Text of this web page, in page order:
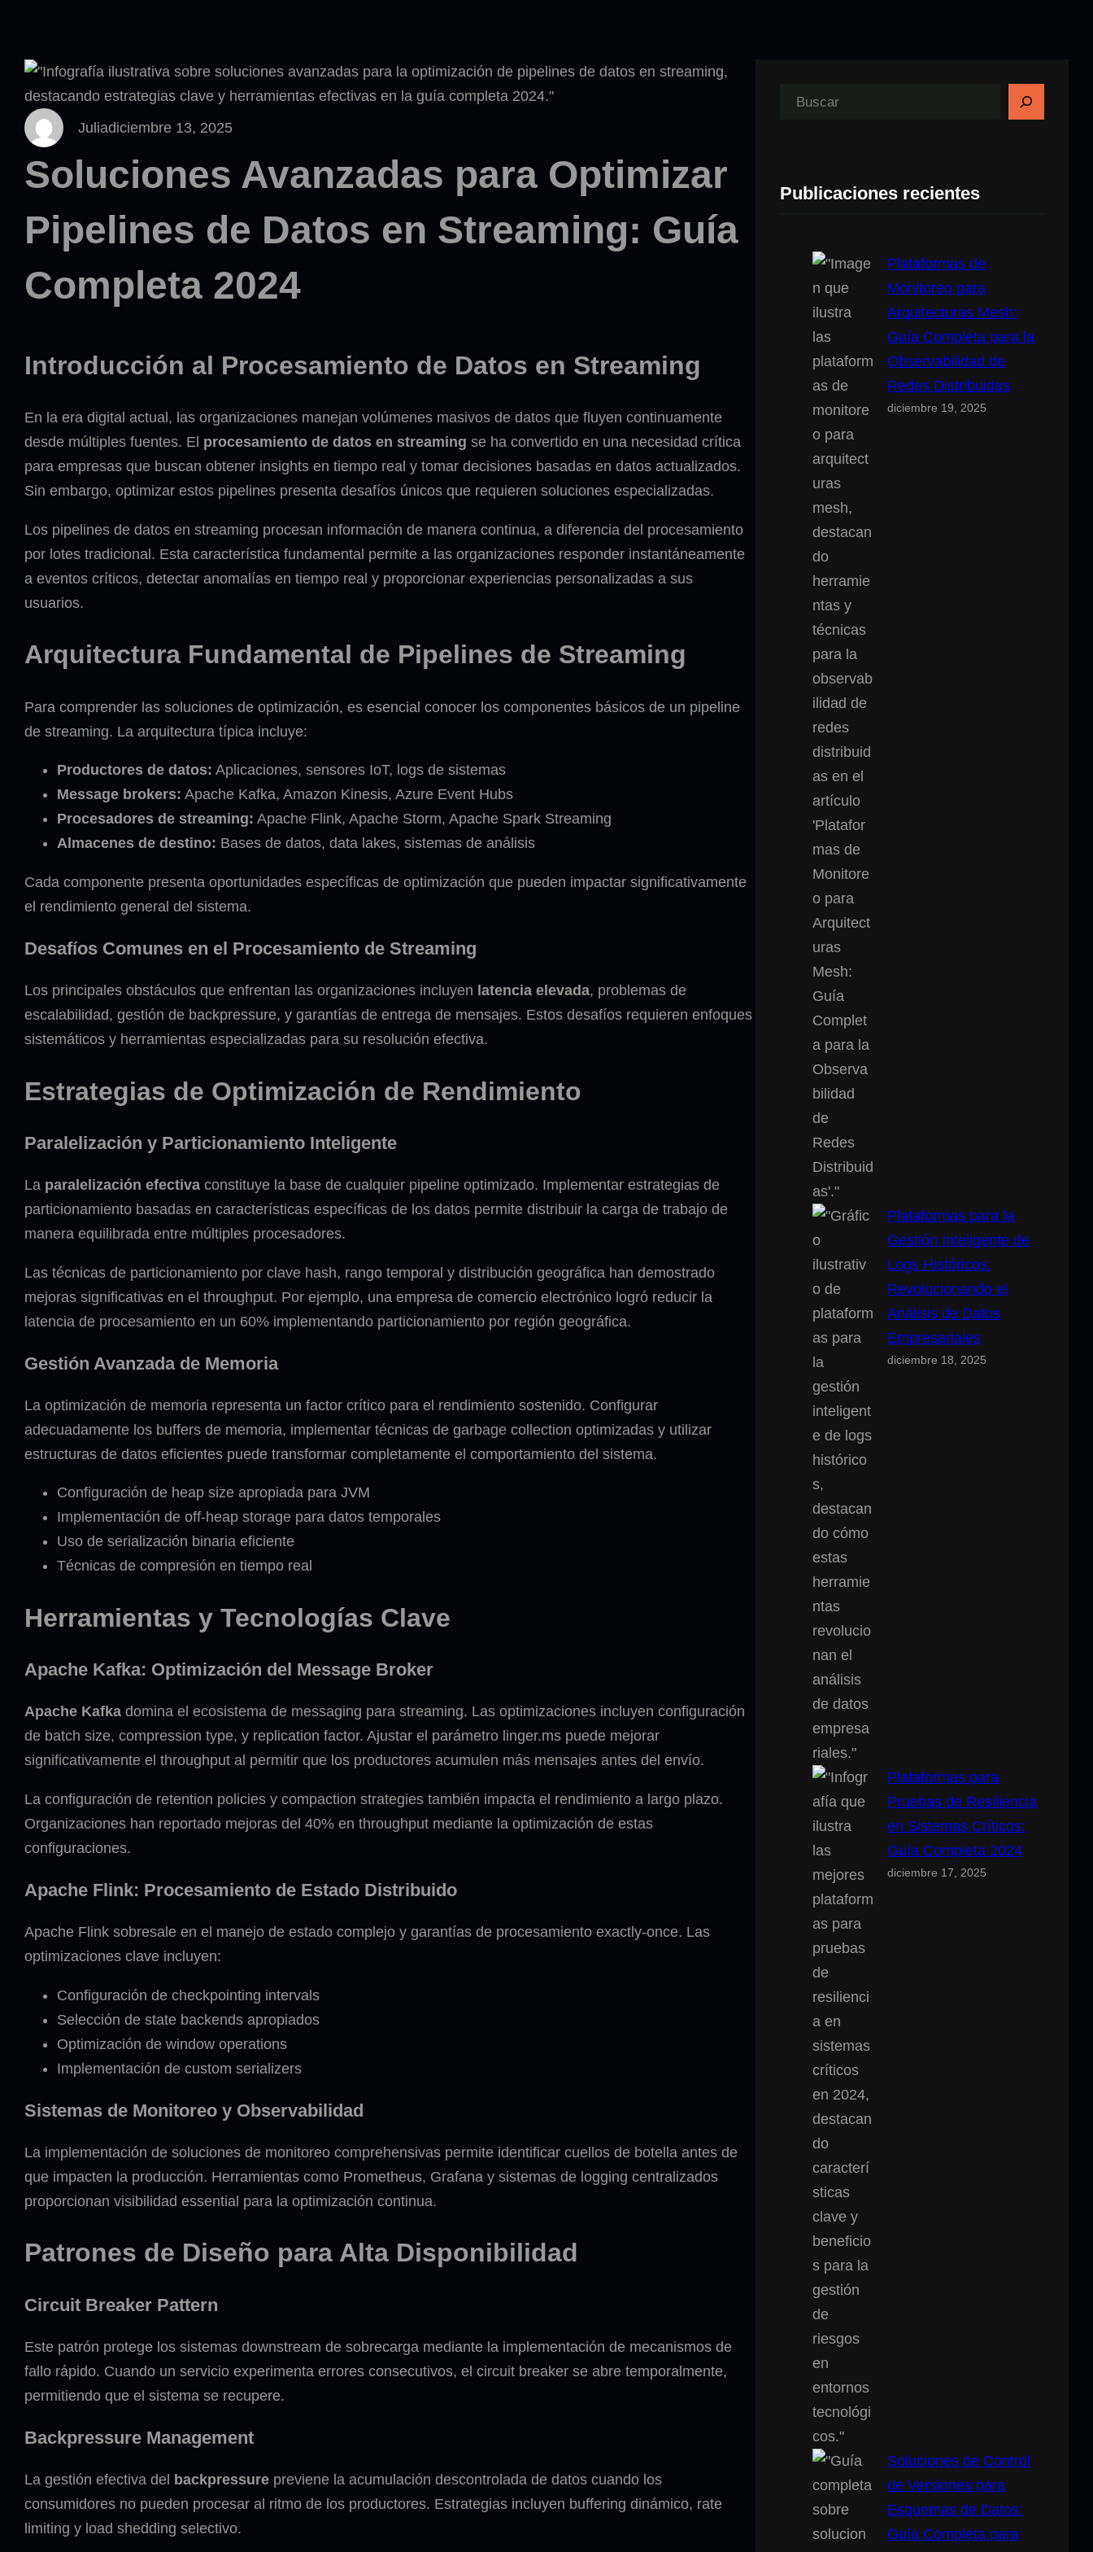
Juliadiciembre 13, 2025
Soluciones Avanzadas para Optimizar
Pipelines de Datos en Streaming: Guía
Completa 2024
Introducción al Procesamiento de Datos en Streaming
En la era digital actual, las organizaciones manejan volúmenes masivos de datos que fluyen continuamente
desde múltiples fuentes. El procesamiento de datos en streaming se ha convertido en una necesidad crítica
para empresas que buscan obtener insights en tiempo real y tomar decisiones basadas en datos actualizados.
Sin embargo, optimizar estos pipelines presenta desafíos únicos que requieren soluciones especializadas.
Los pipelines de datos en streaming procesan información de manera continua, a diferencia del procesamiento
por lotes tradicional. Esta característica fundamental permite a las organizaciones responder instantáneamente
a eventos críticos, detectar anomalías en tiempo real y proporcionar experiencias personalizadas a sus
usuarios.
Arquitectura Fundamental de Pipelines de Streaming
Para comprender las soluciones de optimización, es esencial conocer los componentes básicos de un pipeline
de streaming. La arquitectura típica incluye:
Productores de datos: Aplicaciones, sensores IoT, logs de sistemas
Message brokers: Apache Kafka, Amazon Kinesis, Azure Event Hubs
Procesadores de streaming: Apache Flink, Apache Storm, Apache Spark Streaming
Almacenes de destino: Bases de datos, data lakes, sistemas de análisis
Cada componente presenta oportunidades específicas de optimización que pueden impactar significativamente
el rendimiento general del sistema.
Desafíos Comunes en el Procesamiento de Streaming
Los principales obstáculos que enfrentan las organizaciones incluyen latencia elevada, problemas de
escalabilidad, gestión de backpressure, y garantías de entrega de mensajes. Estos desafíos requieren enfoques
sistemáticos y herramientas especializadas para su resolución efectiva.
Estrategias de Optimización de Rendimiento
Paralelización y Particionamiento Inteligente
La paralelización efectiva constituye la base de cualquier pipeline optimizado. Implementar estrategias de
particionamiento basadas en características específicas de los datos permite distribuir la carga de trabajo de
manera equilibrada entre múltiples procesadores.
Las técnicas de particionamiento por clave hash, rango temporal y distribución geográfica han demostrado
mejoras significativas en el throughput. Por ejemplo, una empresa de comercio electrónico logró reducir la
latencia de procesamiento en un 60% implementando particionamiento por región geográfica.
Gestión Avanzada de Memoria
La optimización de memoria representa un factor crítico para el rendimiento sostenido. Configurar
adecuadamente los buffers de memoria, implementar técnicas de garbage collection optimizadas y utilizar
estructuras de datos eficientes puede transformar completamente el comportamiento del sistema.
Configuración de heap size apropiada para JVM
Implementación de off-heap storage para datos temporales
Uso de serialización binaria eficiente
Técnicas de compresión en tiempo real
Herramientas y Tecnologías Clave
Apache Kafka: Optimización del Message Broker
Apache Kafka domina el ecosistema de messaging para streaming. Las optimizaciones incluyen configuración
de batch size, compression type, y replication factor. Ajustar el parámetro linger.ms puede mejorar
significativamente el throughput al permitir que los productores acumulen más mensajes antes del envío.
La configuración de retention policies y compaction strategies también impacta el rendimiento a largo plazo.
Organizaciones han reportado mejoras del 40% en throughput mediante la optimización de estas
configuraciones.
Apache Flink: Procesamiento de Estado Distribuido
Apache Flink sobresale en el manejo de estado complejo y garantías de procesamiento exactly-once. Las
optimizaciones clave incluyen:
Configuración de checkpointing intervals
Selección de state backends apropiados
Optimización de window operations
Implementación de custom serializers
Sistemas de Monitoreo y Observabilidad
La implementación de soluciones de monitoreo comprehensivas permite identificar cuellos de botella antes de
que impacten la producción. Herramientas como Prometheus, Grafana y sistemas de logging centralizados
proporcionan visibilidad essential para la optimización continua.
Patrones de Diseño para Alta Disponibilidad
Circuit Breaker Pattern
Este patrón protege los sistemas downstream de sobrecarga mediante la implementación de mecanismos de
fallo rápido. Cuando un servicio experimenta errores consecutivos, el circuit breaker se abre temporalmente,
permitiendo que el sistema se recupere.
Backpressure Management
La gestión efectiva del backpressure previene la acumulación descontrolada de datos cuando los
consumidores no pueden procesar al ritmo de los productores. Estrategias incluyen buffering dinámico, rate
limiting y load shedding selectivo.
a
Publicaciones recientes
Plataformas de
Monitoreo para
Arquitecturas Mesh:
Guía Completa para la
Observabilidad de
Redes Distribuidas
diciembre 19, 2025
Plataformas para la
Gestión Inteligente de
Logs Históricos:
Revolucionando el
Análisis de Datos
Empresariales
diciembre 18, 2025
Plataformas para
Pruebas de Resiliencia
en Sistemas Críticos:
Guía Completa 2024
diciembre 17, 2025
Soluciones de Control
de Versiones para
Esquemas de Datos:
Guía Completa para